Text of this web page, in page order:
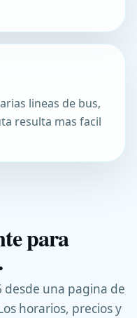
lineas de bus,
resulta mas facil
para
desde una pagina de
horarios, precios y